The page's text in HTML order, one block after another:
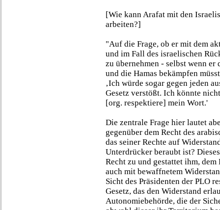
[Wie kann Arafat mit den
arbeiten?]
"Auf die Frage, ob er mit dem
und im Fall des israelischen
zu übernehmen - selbst wenn
und die Hamas bekämpfen
‚Ich würde sogar gegen jeden
Gesetz verstößt. Ich könnte
[org. respektiere] mein Wort.'
Die zentrale Frage hier lautet
gegenüber dem Recht des
das seiner Rechte auf
Unterdrücker beraubt ist?
Recht zu und gestattet ihm,
auch mit bewaffnetem
Sicht des Präsidenten der PLO
Gesetz, das den Widerstand
Autonomiebehörde, die der